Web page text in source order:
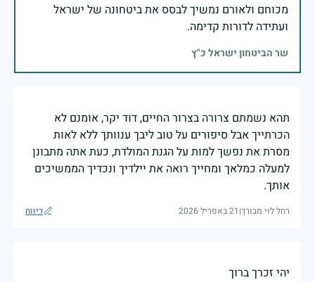
מכוחם ולאורם נמשיך לבסס את ביטחונה של ישראל
ועתידה לדורות קדימה.
שר הביטחון ישראל כ"ץ
תהא נשמתם צרורה בצרור החיים, דוד יקר, אומנם לא
הכרתייך אבל סיפורים על טוב ליבך ענוותך ללא לאות
מסרת את נפשך למות על הגנת המולדת, כעת אתה מתבונן
למעלה כמלאך ומחייך רואה את יילדיך ונכדיך הממשיכים
אותך.
רחל לוי מבורך|21 באפריל 2026 דיווח
יהי זכרך ברוך